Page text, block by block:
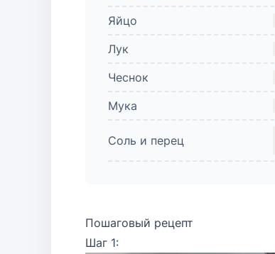
Яйцо
Лук
Чеснок
Мука
Соль и перец
Пошаговый рецепт
Шаг 1: